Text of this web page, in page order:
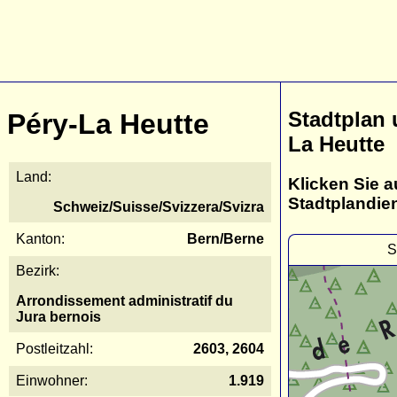
Péry-La Heutte
Land:
Schweiz/Suisse/Svizzera/Svizra
Kanton: Bern/Berne
Bezirk:
Arrondissement administratif du
Jura bernois
Postleitzahl: 2603, 2604
Einwohner: 1.919
Stadtplan
La Heutte
Klicken Sie